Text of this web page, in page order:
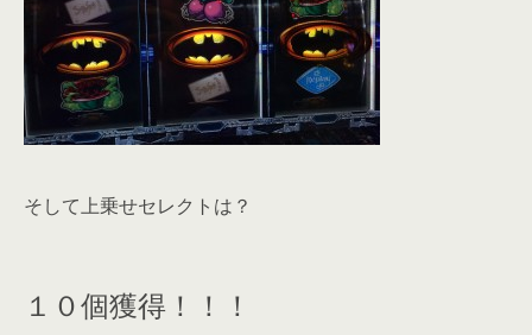
そして上乗せセレクトは？
１０個獲得！！！